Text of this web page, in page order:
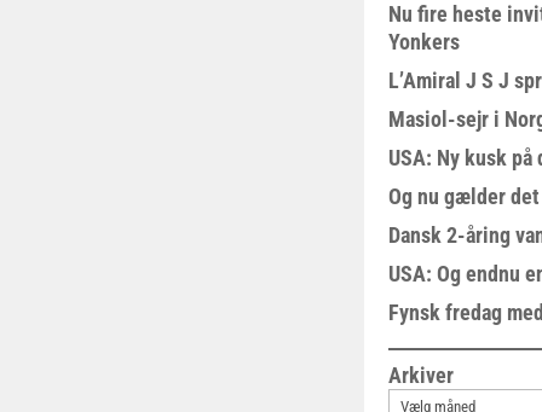
Nu fire heste
Yonkers
L’Amiral J S J
Masiol-sejr i
USA: Ny kusk på
Og nu gælder
Dansk 2-åring
USA: Og endnu
Fynsk fredag
Arkiver